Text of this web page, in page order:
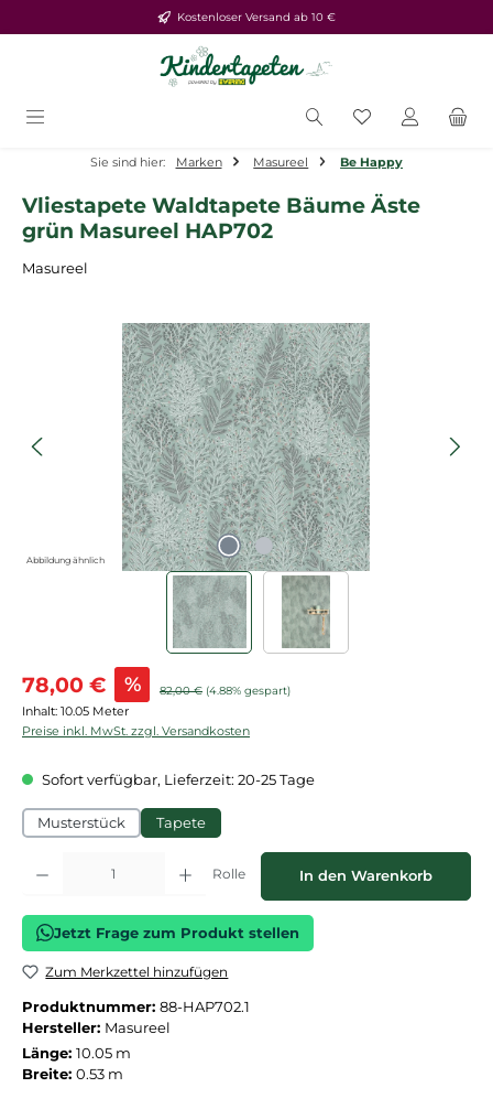
Zum Hauptinhalt springenKostenloser Versand ab 10 €
Du hast 0
Sie sind hier: Marken Masureel Be Happy
Vliestapete Waldtapete Bäume Äste
grün Masureel HAP702
Masureel
Bildergalerie überspringen
Abbildung ähnlich
Verkaufspreis:
78,00 € % Regulärer Preis:
82,00 € (4.88% gespart)
Inhalt: 10.05 Meter
Preise inkl. MwSt. zzgl. Versandkosten
Sofort verfügbar, Lieferzeit: 20-25 Tage
Musterstück Tapete
Produkt Anzahl: Gib den gewünschten Wert ein oder benutze die
Rolle In den Warenkorb
Jetzt Frage zum Produkt stellen
Zum Merkzettel hinzufügen
Produktnummer: 88-HAP702.1
Hersteller: Masureel
Länge: 10.05 m
Breite: 0.53 m